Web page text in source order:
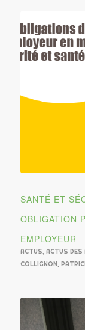
SANTÉ ET
OBLIGATION
EMPLOYEUR
ACTUS, ACTUS DES
COLLIGNON,